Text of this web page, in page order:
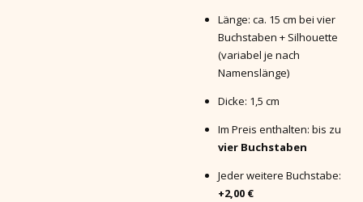
Länge: ca. 15 cm bei vier
Buchstaben + Silhouette
(variabel je nach
Namenslänge)
Dicke: 1,5 cm
Im Preis enthalten: bis zu
vier Buchstaben
Jeder weitere Buchstabe:
+2,00 €